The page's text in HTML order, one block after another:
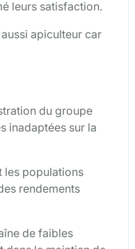
leurs satisfaction.
apiculteur car
du groupe
inadaptées sur la
les populations
rendements
de faibles